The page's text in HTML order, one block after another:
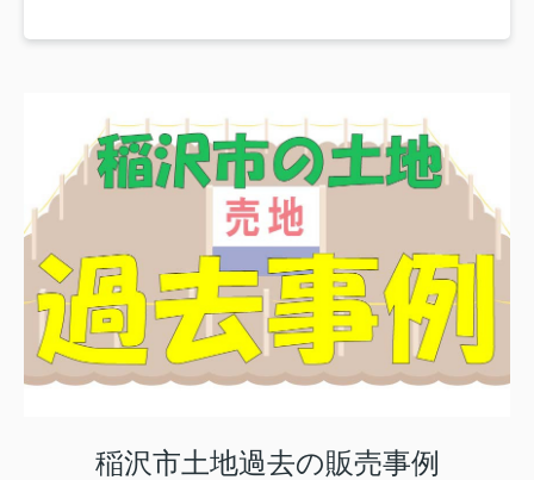
稲沢市土地過去の販売事例